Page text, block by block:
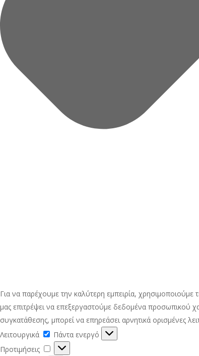
Για να παρέχουμε την καλύτερη εμπειρία,
μας επιτρέψει να επεξεργαστούμε δεδομένα προσωπικού
συγκατάθεσης, μπορεί να επηρεάσει αρνητικά ορισμένες
Λειτουργικά
Λειτουργικά
Πάντα ενεργό
Προτιμήσεις
Προτιμήσεις